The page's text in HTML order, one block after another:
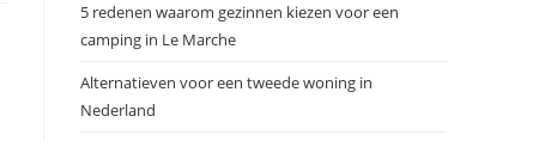
5 redenen waarom gezinnen kiezen voor een
camping in Le Marche
Alternatieven voor een tweede woning in
Nederland